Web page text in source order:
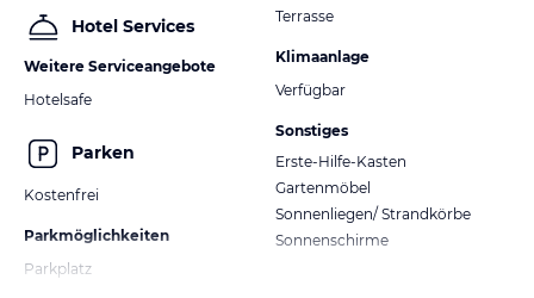
Hotel Services
Weitere Serviceangebote
Hotelsafe
Parken
Kostenfrei
Parkmöglichkeiten
Parkplatz
Terrasse
Klimaanlage
Verfügbar
Sonstiges
Erste-Hilfe-Kasten
Gartenmöbel
Sonnenliegen/ Strandkörbe
Sonnenschirme